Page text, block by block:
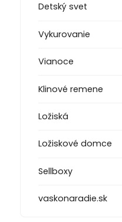
Detský svet
Vykurovanie
Vianoce
Klinové remene
Ložiská
Ložiskové domce
Sellboxy
vaskonaradie.sk